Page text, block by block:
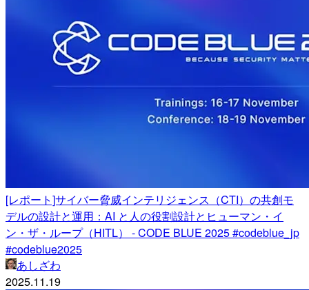
[レポート]サイバー脅威インテリジェンス（CTI）の共創モ
デルの設計と運用：AI と人の役割設計とヒューマン・イ
ン・ザ・ループ（HITL） - CODE BLUE 2025 #codeblue_jp
#codeblue2025
あしざわ
2025.11.19